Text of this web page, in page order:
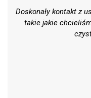
Doskonały kontakt z
takie jakie